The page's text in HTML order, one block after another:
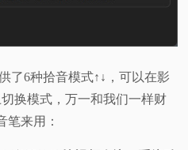
了6种拾音模式↑↓，可以在影
换模式，万一和我们一样财
笔来用：